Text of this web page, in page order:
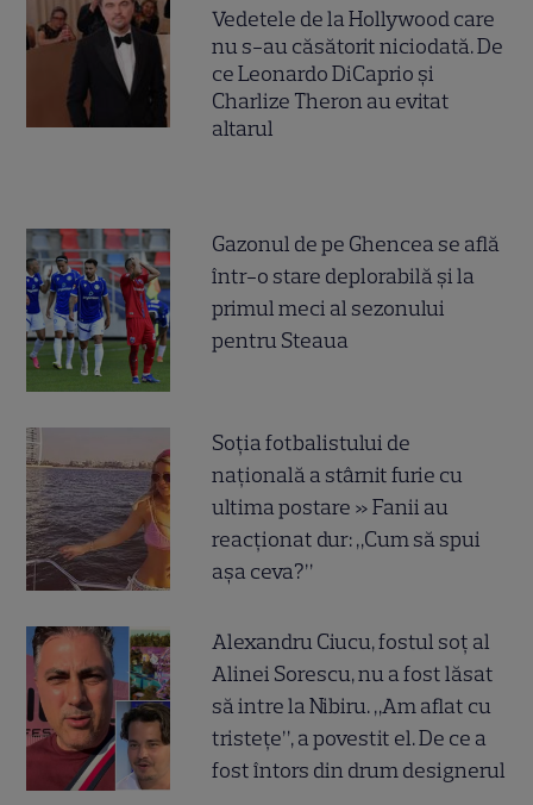
Vedetele de la Hollywood care
nu s-au căsătorit niciodată. De
ce Leonardo DiCaprio și
Charlize Theron au evitat
altarul
Gazonul de pe Ghencea se află
într-o stare deplorabilă și la
primul meci al sezonului
pentru Steaua
Soția fotbalistului de
națională a stârnit furie cu
ultima postare » Fanii au
reacționat dur: „Cum să spui
așa ceva?”
Alexandru Ciucu, fostul soț al
Alinei Sorescu, nu a fost lăsat
să intre la Nibiru. „Am aflat cu
tristețe”, a povestit el. De ce a
fost întors din drum designerul